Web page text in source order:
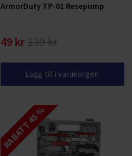
ArmorDuty TP-01 Resepump
49 kr139 kr
Lägg till i varukorgen
RABATT 45 %